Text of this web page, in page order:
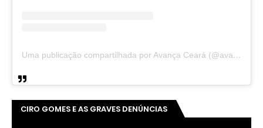
Uma publicação compartilhada por Avança Ceará (@avancaceara)
CIRO GOMES E AS GRAVES DENÚNCIAS